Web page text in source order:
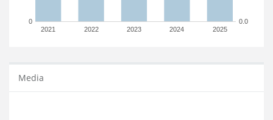
2021 2022 2023 2024 2025
0 0.0
Media